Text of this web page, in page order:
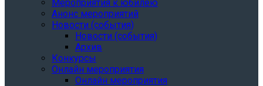
Мероприятия к юбилею
Анонс мероприятий
Новости (события)
Новости (события)
Архив
Конкурсы
Онлайн мероприятия
Онлайн мероприятия